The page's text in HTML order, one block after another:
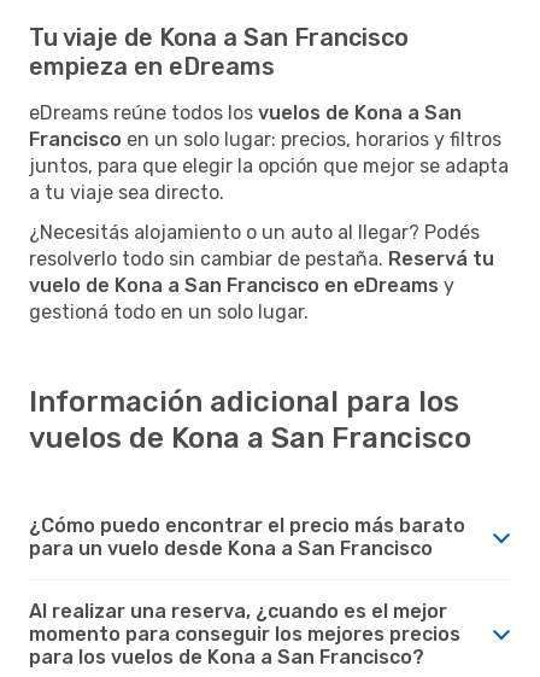
Tu viaje de Kona a San Francisco
empieza en eDreams
eDreams reúne todos los vuelos de Kona a San
Francisco en un solo lugar: precios, horarios y filtros
juntos, para que elegir la opción que mejor se adapta
a tu viaje sea directo.
¿Necesitás alojamiento o un auto al llegar? Podés
resolverlo todo sin cambiar de pestaña. Reservá tu
vuelo de Kona a San Francisco en eDreams y
gestioná todo en un solo lugar.
Información adicional para los
vuelos de Kona a San Francisco
¿Cómo puedo encontrar el precio más barato
para un vuelo desde Kona a San Francisco
Al realizar una reserva, ¿cuando es el mejor
momento para conseguir los mejores precios
para los vuelos de Kona a San Francisco?